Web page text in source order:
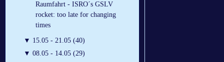
Raumfahrt - ISRO´s GSLV
rocket: too late for changing
times
▼ 15.05 - 21.05 (40)
▼ 08.05 - 14.05 (29)